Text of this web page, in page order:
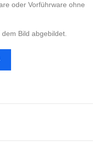
oder Vorführware ohne
Bild abgebildet.